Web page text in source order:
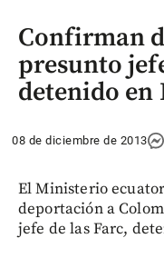
Confirman
presunto
detenido en
08 de diciembre de 2013
El Ministerio
deportación a
jefe de las Farc,